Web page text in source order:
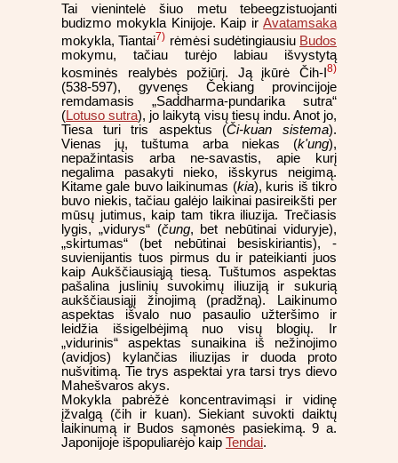
Tai vienintelė šiuo metu tebeegzistuojanti
budizmo mokykla Kinijoje. Kaip ir Avatamsaka
mokykla, Tiantai7) rėmėsi sudėtingiausiu Budos
mokymu, tačiau turėjo labiau išvystytą
kosminės realybės požiūrį. Ją įkūrė Čih-I 8)
(538-597), gyvenęs Čekiang provincijoje
remdamasis „Saddharma-pundarika sutra“
(Lotuso sutra), jo laikytą visų tiesų indu. Anot jo,
Tiesa turi tris aspektus (Či-kuan sistema).
Vienas jų, tuštuma arba niekas (k'ung),
nepažintasis arba ne-savastis, apie kurį
negalima pasakyti nieko, išskyrus neigimą.
Kitame gale buvo laikinumas (kia), kuris iš tikro
buvo niekis, tačiau galėjo laikinai pasireikšti per
mūsų jutimus, kaip tam tikra iliuzija. Trečiasis
lygis, „vidurys“ (čung, bet nebūtinai viduryje),
„skirtumas“ (bet nebūtinai besiskiriantis), -
suvienijantis tuos pirmus du ir pateikianti juos
kaip Aukščiausiąją tiesą. Tuštumos aspektas
pašalina juslinių suvokimų iliuziją ir sukurią
aukščiausiąjį žinojimą (pradžną). Laikinumo
aspektas išvalo nuo pasaulio užteršimo ir
leidžia išsigelbėjimą nuo visų blogių. Ir
„vidurinis“ aspektas sunaikina iš nežinojimo
(avidjos) kylančias iliuzijas ir duoda proto
nušvitimą. Tie trys aspektai yra tarsi trys dievo
Mahešvaros akys.
Mokykla pabrėžė koncentravimąsi ir vidinę
įžvalgą (čih ir kuan). Siekiant suvokti daiktų
laikinumą ir Budos sąmonės pasiekimą. 9 a.
Japonijoje išpopuliarėjo kaip Tendai.